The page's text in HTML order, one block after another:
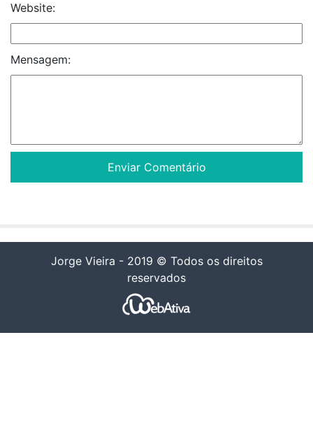
Website:
Mensagem:
Jorge Vieira - 2019 © Todos os direitos
reservados